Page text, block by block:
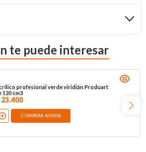
te puede interesar
profesional verde viridián Produart
120 cm3
23.400
COMPRAR AHORA